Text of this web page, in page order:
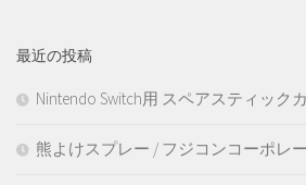
最近の投稿
Nintendo Switch用 スペアスティック
熊よけスプレー / フジコンコーポレ